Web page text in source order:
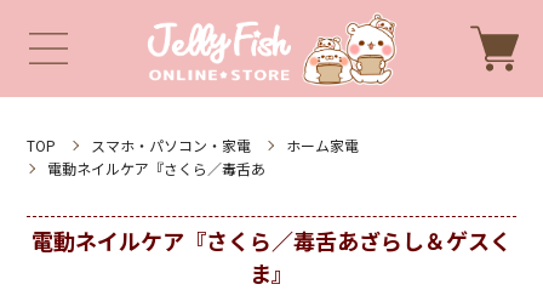
TOP スマホ・パソコン・家電
ホーム家電
電動ネイルケア『さくら／毒舌あ
電動ネイルケア『さくら／毒舌あざらし＆ゲスく
ま』